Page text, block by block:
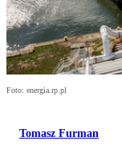
Foto: energia.rp.pl
Tomasz Furman